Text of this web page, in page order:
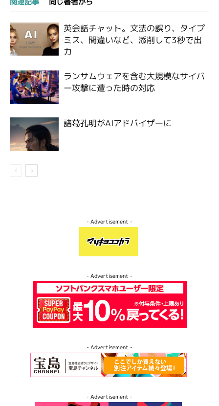
英会話チャット。文法の誤り、タイプ
ミス、間違いなど、添削して3秒で出
力
ランサムウェアを含む大規模なサイバ
ー攻撃に遭った時の対応
諸葛孔明がAIアドバイザーに
- Advertisement -
- Advertisement -
- Advertisement -
- Advertisement -